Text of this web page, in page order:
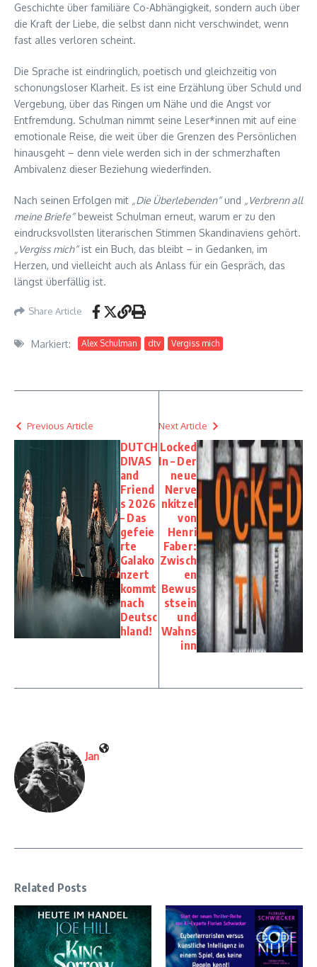
Geschichte über familiäre Co-Abhängigkeit, sondern auch über
die Kraft der Liebe, die selbst dann nicht verschwindet, wenn
fast alles verloren scheint.
Die Sprache ist eindringlich, poetisch und gleichzeitig von
schonungsloser Klarheit. Es ist eine Erzählung über Schuld und
Vergebung, über das Ringen um Nähe und die Angst vor
Entfremdung. Schulman nimmt seine Leser*innen mit auf eine
emotionale Reise, die weit über die Grenzen des Persönlichen
hinausgeht – denn viele werden sich in der schmerzhaften
Ambivalenz dieser Beziehung wiederfinden.
Nach seinen Erfolgen mit „Die Überlebenden“und „Verbrenn all
meine Briefe“beweist Schulman erneut, warum er zu den
eindrucksvollsten literarischen Stimmen Skandinaviens gehört.
„Vergiss mich“ist ein Buch, das bleibt – in Gedanken, im
Herzen, und vielleicht auch als Anlass für ein Gespräch, das
längst überfällig ist.
Share Article
Markiert: Alex Schulman dtv Vergiss mich
Previous Article
DUTCH
DIVAS
and
Friend
s 2026
– Das
gefeie
rte
Galako
nzert
kommt
nach
Deutsc
hland!
Next Article
Locked
In – Der
neue
Nerve
nkitzel
von
Henri
Faber:
Zwisch
en
Bewus
stsein
und
Wahns
inn
Jan
Related Posts